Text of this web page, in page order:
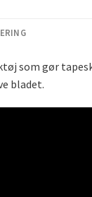
som gør
bladet.